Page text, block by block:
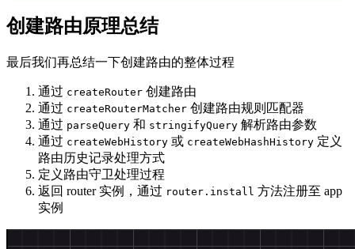
创建路由原理总结
最后我们再总结一下创建路由的整体过程
通过 createRouter 创建路由
通过 createRouterMatcher 创建路由规则匹配器
通过 parseQuery 和 stringifyQuery 解析路由参数
通过 createWebHistory 或 createWebHashHistory 定义
路由历史记录处理方式
定义路由守卫处理过程
返回 router 实例，通过 router.install 方法注册至 app
实例